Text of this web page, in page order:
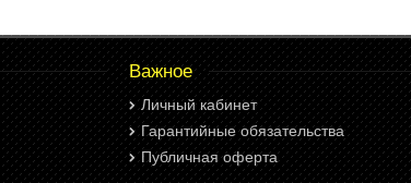
Важное
Личный кабинет
Гарантийные обязательства
Публичная оферта